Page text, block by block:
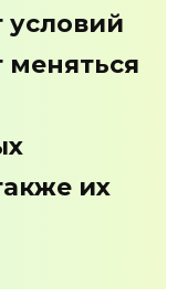
условий
меняться
их